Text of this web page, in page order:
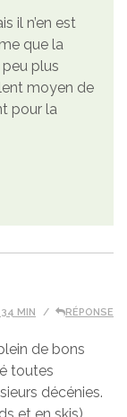
il n’en est
que la
plus
moyen de
pour la
34 MIN RÉPONSE
de bons
toutes
décénies.